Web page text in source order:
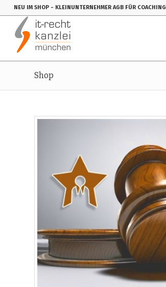
NEU IM SHOP - KLEINUNTERNEHMER AGB FÜR COACHING
Shop